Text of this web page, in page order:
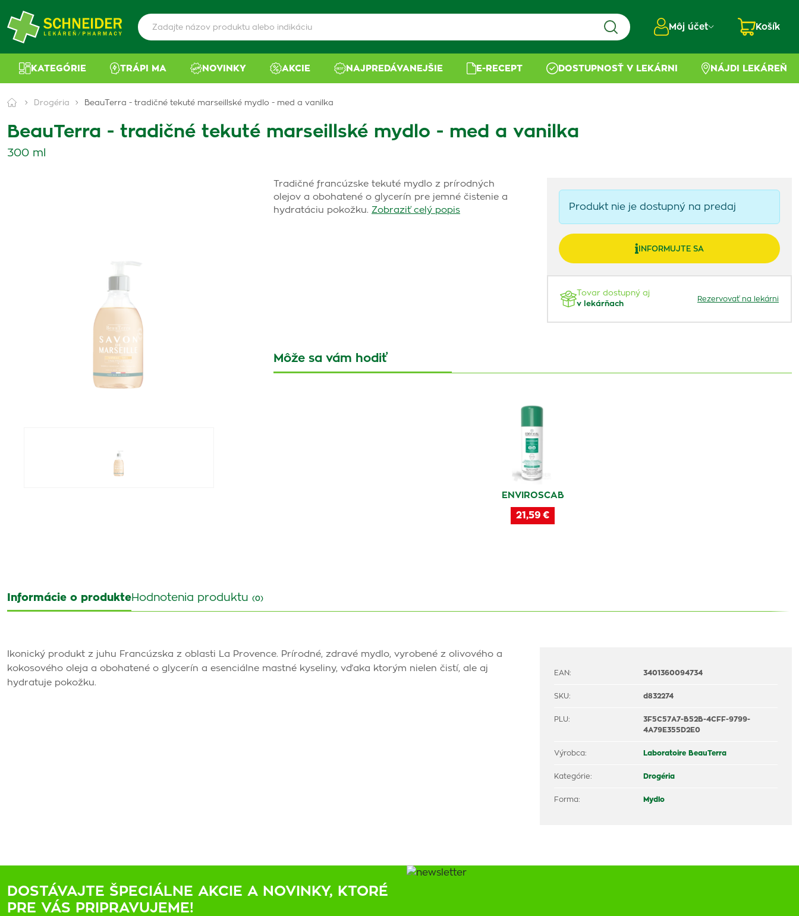
Môj účet Košík
KATEGÓRIE TRÁPI MA NOVINKY AKCIE NAJPREDÁVANEJŠIE E-RECEPT DOSTUPNOSŤ V LEKÁRNI NÁJDI LEKÁREŇ
Drogéria BeauTerra - tradičné tekuté marseillské mydlo - med a vanilka
BeauTerra - tradičné tekuté marseillské mydlo - med a vanilka
300 ml
Tradičné francúzske tekuté mydlo z prírodných
olejov a obohatené o glycerín pre jemné čistenie a
hydratáciu pokožku. Zobraziť celý popis Produkt nie je dostupný na predaj
INFORMUJTE SA
Tovar dostupný aj
v lekárňach
Rezervovať na lekárni
Môže sa vám hodiť
ENVIROSCAB
21,59 €
Informácie o produkteHodnotenia produktu (0)
Ikonický produkt z juhu Francúzska z oblasti La Provence. Prírodné, zdravé mydlo, vyrobené z olivového a
kokosového oleja a obohatené o glycerín a esenciálne mastné kyseliny, vďaka ktorým nielen čistí, ale aj
hydratuje pokožku.
EAN: 3401360094734
SKU: d832274
PLU:
3F5C57A7-B52B-4CFF-9799-
4A79E355D2E0
Výrobca: Laboratoire BeauTerra
Kategórie: Drogéria
Forma: Mydlo
DOSTÁVAJTE ŠPECIÁLNE AKCIE A NOVINKY, KTORÉ
PRE VÁS PRIPRAVUJEME!